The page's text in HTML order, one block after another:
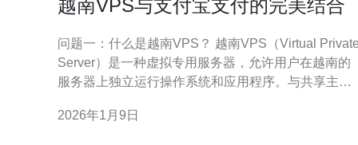
越南VPS与支付宝支付的完美结合
问题一：什么是越南VPS？ 越南VPS（Virtual Private
Server）是一种虚拟专用服务器，允许用户在越南的
服务器上独立运行操作系统和应用程序。与共享主机
性能和稳定性的用户，比如中小型企业和个人开发
2026年1月9日